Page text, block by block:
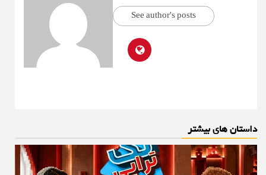
See author's posts
داستان های بیشتر